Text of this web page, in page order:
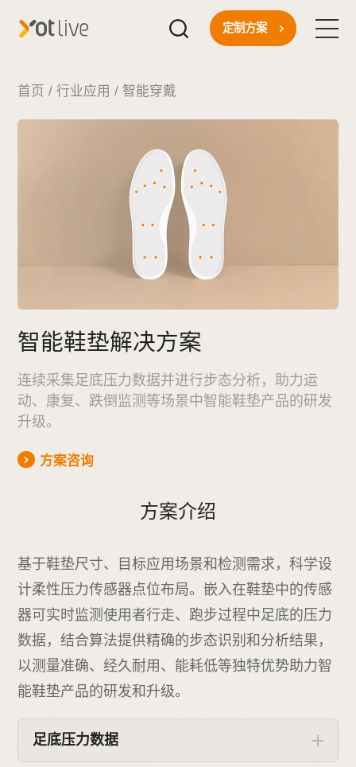
首页
定制方案
首页 / 行业应用 / 智能穿戴
智能鞋垫解决方案
连续采集足底压力数据并进行步态分析，助力运
动、康复、跌倒监测等场景中智能鞋垫产品的研发
升级。
方案咨询
方案介绍
基于鞋垫尺寸、目标应用场景和检测需求，科学设
计柔性压力传感器点位布局。嵌入在鞋垫中的传感
器可实时监测使用者行走、跑步过程中足底的压力
数据，结合算法提供精确的步态识别和分析结果，
以测量准确、经久耐用、能耗低等独特优势助力智
能鞋垫产品的研发和升级。
足底压力数据